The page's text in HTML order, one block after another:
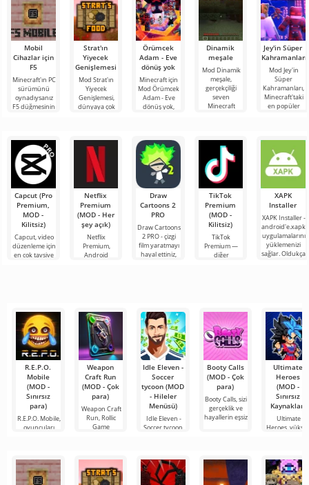
Mobil
Cihazlar için
F5
Minecraft'ın PC
sürümünü
oynadıysanız
F5 düğmesinin
seçenek oyun
Strat'ın
Yiyecek
Genişlemesi
Mod Strat'ın
Yiyecek
Genişlemesi,
dünyaya çok
yöntemleri ve
Örümcek
Adam - Eve
dönüş yok
Minecraft için
Mod Örümcek
Adam - Eve
dönüş yok,
karakterleri
bloklu
Dinamik
meşale
Mod Dinamik
meşale,
gerçekçiliği
seven
Minecraft
Eklenti,
Jey'in Süper
Kahramanları
Mod Jey'in
Süper
Kahramanları,
Minecraft'taki
en popüler
TV
Capcut (Pro
Premium,
MOD -
Kilitsiz)
Capcut, video
düzenleme için
en çok tavsiye
Netflix
Premium
(MOD - Her
şey açık)
Netflix
Premium,
Android
Draw
Cartoons 2
PRO
Draw Cartoons
2 PRO - çizgi
film yaratmayı
hayal ettiniz,
TikTok
Premium
(MOD -
Kilitsiz)
TikTok
Premium —
diğer
XAPK
Installer
XAPK Installer -
android'e.xapk
uygulamalarını
yüklemenizi
sağlar. Oldukça
R.E.P.O.
Mobile
(MOD -
Sınırsız
para)
R.E.P.O. Mobile,
oyuncuları
Weapon
Craft Run
(MOD - Çok
para)
Weapon Craft
Run, Rollic
Game
Idle Eleven -
Soccer
tycoon (MOD
- Hileler
Menüsü)
Idle Eleven -
Soccer tycoon,
Booty Calls
(MOD - Çok
para)
Booty Calls, sizi
gerçeklik ve
hayallerin eşsiz
Ultimate
Heroes
(MOD -
Sınırsız
Kaynaklar)
Ultimate
Heroes,